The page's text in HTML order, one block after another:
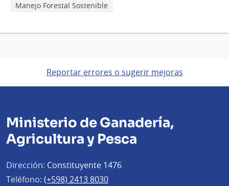
Manejo Forestal Sostenible
Reportar errores o sugerir mejoras
Ministerio de Ganadería,
Agricultura y Pesca
Dirección: Constituyente 1476
Teléfono: (+598) 2413 8030